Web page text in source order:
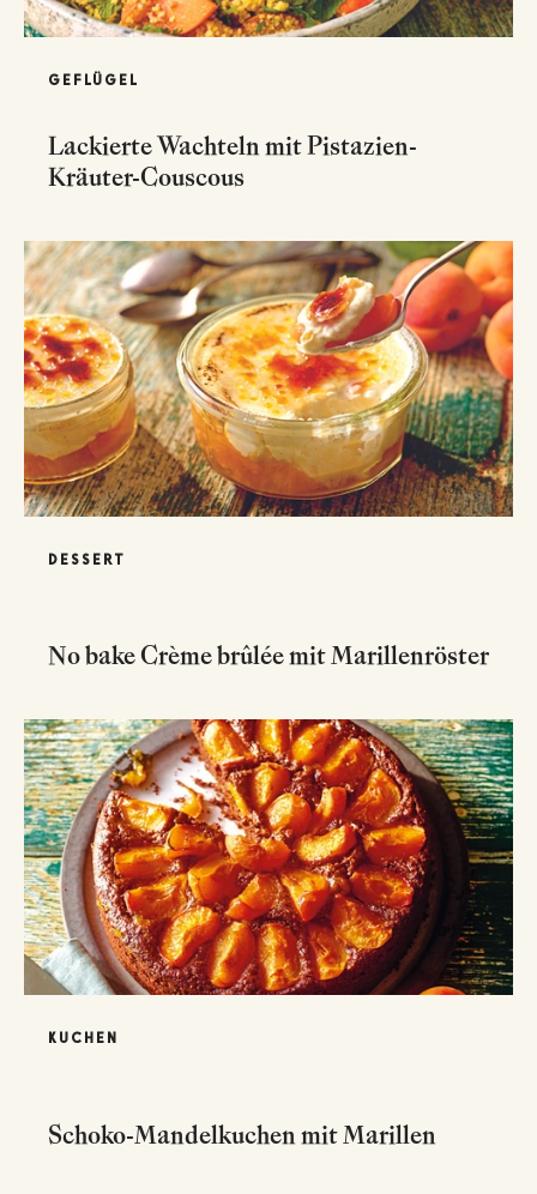
GEFLÜGEL
Lackierte Wachteln mit Pistazien-
Kräuter-Couscous
DESSERT
No bake Crème brûlée mit Marillenröster
KUCHEN
Schoko-Mandelkuchen mit Marillen